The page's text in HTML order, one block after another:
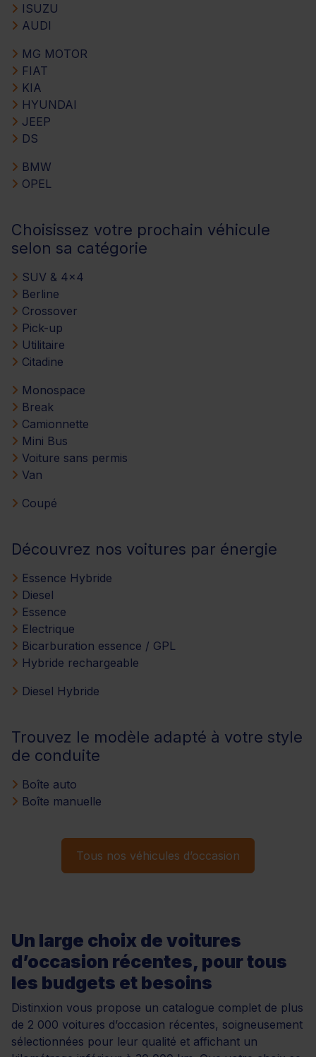
ISUZU
AUDI
MG MOTOR
FIAT
KIA
HYUNDAI
JEEP
DS
BMW
OPEL
Choisissez votre prochain véhicule
selon sa catégorie
SUV & 4x4
Berline
Crossover
Pick-up
Utilitaire
Citadine
Monospace
Break
Camionnette
Mini Bus
Voiture sans permis
Van
Coupé
Découvrez nos voitures par énergie
Essence Hybride
Diesel
Essence
Electrique
Bicarburation essence / GPL
Hybride rechargeable
Diesel Hybride
Trouvez le modèle adapté à votre style
de conduite
Boîte auto
Boîte manuelle
Tous nos véhicules d’occasion
Un large choix de voitures
d’occasion récentes, pour tous
les budgets et besoins
Distinxion vous propose un catalogue complet de plus
de 2 000 voitures d’occasion récentes, soigneusement
sélectionnées pour leur qualité et affichant un